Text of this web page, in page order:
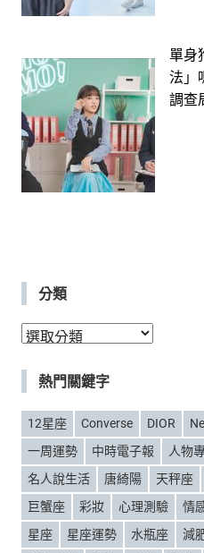
單身
法」
調查
分類
分
熱門關鍵字
12星座 Converse DIOR
一周運勢
中時電子報 人物
名人說生活
唐綺陽 天秤座
巨蟹座
彩妝 心理測驗 情
星座
星座運勢 水瓶座 減